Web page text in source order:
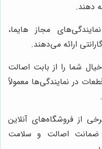
دهند.
نمایندگی‌های مجاز هایما،
ارائه می‌دهند.
شما را از بابت اصالت
در نمایندگی‌ها معمولاً
از فروشگاه‌های آنلاین
ضمانت اصالت و سلامت